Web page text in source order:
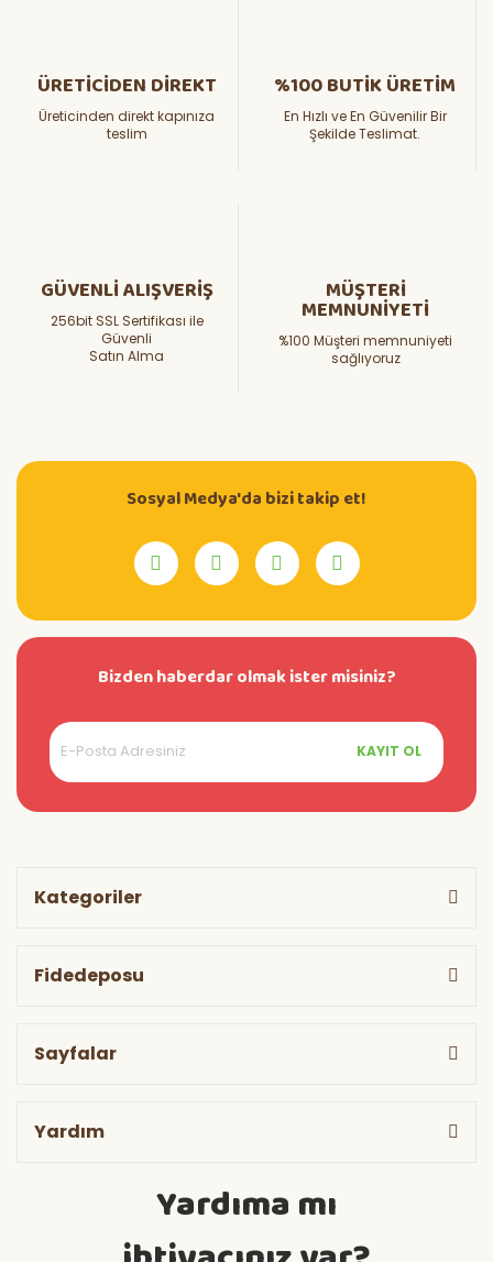
ÜRETİCİDEN DİREKT
Üreticinden direkt kapınıza
teslim
%100 BUTİK ÜRETİM
En Hızlı ve En Güvenilir Bir
Şekilde Teslimat.
GÜVENLİ ALIŞVERİŞ
256bit SSL Sertifikası ile
Güvenli
Satın Alma
MÜŞTERİ
MEMNUNİYETİ
%100 Müşteri memnuniyeti
sağlıyoruz
Sosyal Medya'da bizi takip et!
Bizden haberdar olmak ister misiniz?
KAYIT OL
Kategoriler
Fidedeposu
Sayfalar
Yardım
Yardıma mı